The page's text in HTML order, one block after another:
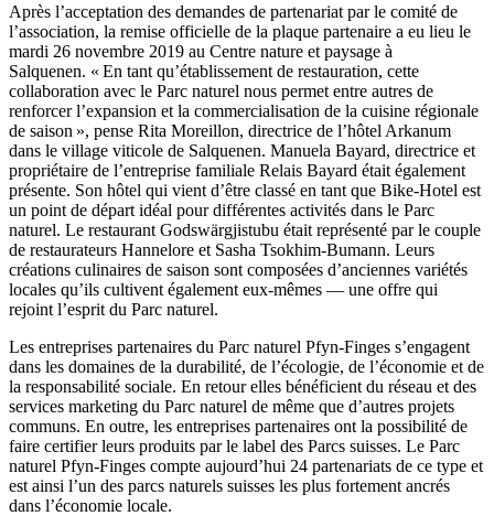
Après l’acceptation des demandes de partenariat par le comité de
l’association, la remise officielle de la plaque partenaire a eu lieu le
mardi 26 novembre 2019 au Centre nature et paysage à
Salquenen. « En tant qu’établissement de restauration, cette
collaboration avec le Parc naturel nous permet entre autres de
renforcer l’expansion et la commercialisation de la cuisine régionale
de saison », pense Rita Moreillon, directrice de l’hôtel Arkanum
dans le village viticole de Salquenen. Manuela Bayard, directrice et
propriétaire de l’entreprise familiale Relais Bayard était également
présente. Son hôtel qui vient d’être classé en tant que Bike-Hotel est
un point de départ idéal pour différentes activités dans le Parc
naturel. Le restaurant Godswärgjistubu était représenté par le couple
de restaurateurs Hannelore et Sasha Tsokhim-Bumann. Leurs
créations culinaires de saison sont composées d’anciennes variétés
locales qu’ils cultivent également eux-mêmes — une offre qui
rejoint l’esprit du Parc naturel.
Les entreprises partenaires du Parc naturel Pfyn-Finges s’engagent
dans les domaines de la durabilité, de l’écologie, de l’économie et de
la responsabilité sociale. En retour elles bénéficient du réseau et des
services marketing du Parc naturel de même que d’autres projets
communs. En outre, les entreprises partenaires ont la possibilité de
faire certifier leurs produits par le label des Parcs suisses. Le Parc
naturel Pfyn-Finges compte aujourd’hui 24 partenariats de ce type et
est ainsi l’un des parcs naturels suisses les plus fortement ancrés
dans l’économie locale.